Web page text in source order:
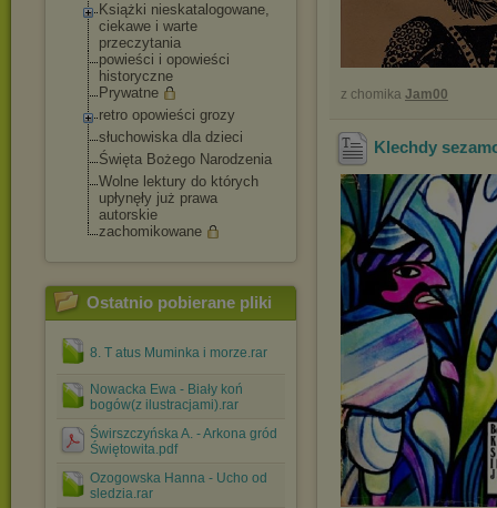
Książki nieskatalogowane,
ciekawe i warte
przeczytania
powieści i opowieści
historyczne
Prywatne
retro opowieści grozy
słuchowiska dla dzieci
Święta Bożego Narodzenia
Wolne lektury do których
upłynęły już prawa
autorskie
zachomikowane
Ostatnio pobierane pliki
8. T atus Muminka i morze.rar
Nowacka Ewa - Biały koń
bogów(z ilustracjami).rar
Świrszczyńska A. - Arkona gród
Świętowita.pdf
Ozogowska Hanna - Ucho od
sledzia.rar
z chomika Jam00
Klechdy